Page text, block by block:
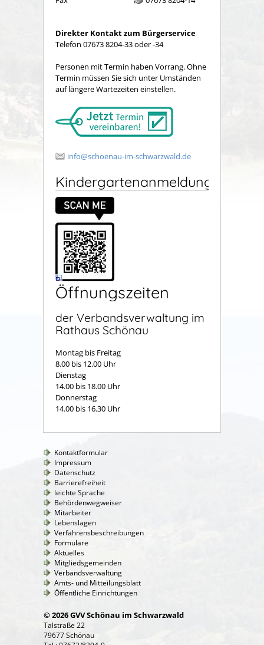
Direkter Kontakt zum Bürgerservice
Telefon 07673 8204-33 oder -34
Personen mit Termin haben Vorrang. Ohne
Termin müssen Sie sich unter Umständen
auf längere Wartezeiten einstellen.
info@schoenau-im-schwarzwald.de
Kindergartenanmeldung
Öffnungszeiten
der Verbandsverwaltung im
Rathaus Schönau
Montag bis Freitag
8.00 bis 12.00 Uhr
Dienstag
14.00 bis 18.00 Uhr
Donnerstag
14.00 bis 16.30 Uhr
Kontaktformular
Impressum
Datenschutz
Barrierefreiheit
leichte Sprache
Behördenwegweiser
Mitarbeiter
Lebenslagen
Verfahrensbeschreibungen
Formulare
Aktuelles
Mitgliedsgemeinden
Verbandsverwaltung
Amts- und Mitteilungsblatt
Öffentliche Einrichtungen
© 2026 GVV Schönau im Schwarzwald
Talstraße 22
79677 Schönau